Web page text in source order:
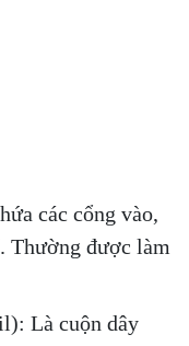
các cổng vào,
Thường được làm
Là cuộn dây